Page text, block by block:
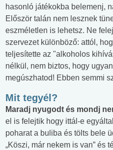
hasonló játékokba belemenj,
Először talán nem lesznek
eszméletlen is lehetsz. Ne
szervezet különböző: attól,
teljesítette az "alkoholos
nélkül, nem biztos, hogy
megúszhatod! Ebben semmi
Mit tegyél?
Maradj nyugodt és mondj
el is felejtik hogy ittál-e
poharat a buliba és tölts bele
„Köszi, már nekem is van” és